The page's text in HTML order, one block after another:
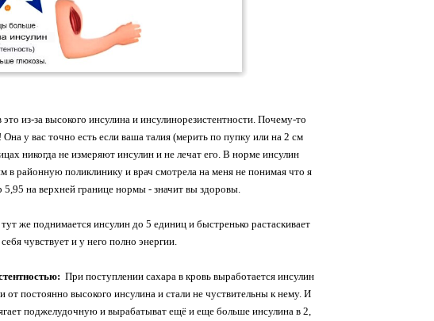
из-за высокого инсулина и инсулинорезистентности. Почему-то
у вас точно есть если ваша талия (мерить по пупку или на 2 см
никогда не измеряют инсулин и не лечат его. В норме инсулин
районную поликлинику и врач смотрела на меня не понимая что я
5,95 на верхней границе нормы - значит вы здоровы.
же поднимается инсулин до 5 единиц и быстренько растаскивает
чувствует и у него полно энергии.
При поступлении сахара в кровь выработается инсулин
постоянно высокого инсулина и стали не чуствительны к нему. И
поджелудочную и вырабатыват ещё и еще больше инсулина в 2,